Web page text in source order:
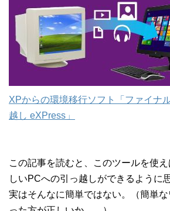
XPからの環境移行ソフト「ファイナ
越し eXPress」
この記事を読むと、このツールを使
しいPCへの引っ越しができるように
実はそんなに簡単ではない。（簡単